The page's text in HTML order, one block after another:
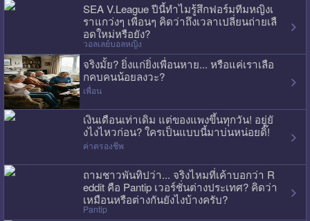
SEA V.League ปีนี้ทำไมรู้สึกฟอร์มทีมหญิงเ
ราแกว่งๆ เพื่อนๆ คิดว่าถึงเวลาเปลี่ยนถ่ายเลื
อดใหม่หรือยัง?
วอลเลย์บอลหญิง
จริงมั้ย? ยิ่งแก่ยิ่งเพื่อนหาย... หรือแค่เราเลือ
กคบคนน้อยลงวะ?
เพื่อน
เงินเดือนเท่าเดิม แต่ของแพงขึ้นทุกวัน! อยู่ยั
งไงไหวก่อน? ใครเป็นแบบนี้มาบ่นหน่อยดิ๊!
ค่าครองชีพ
ถามชาวพันทิปว่า... จริงไหมที่เค้าบอกว่า R
eddit คือ Pantip เวอร์ชั่นต่างประเทศ? คิดว่า
เหมือนหรือต่างกันยังไงบ้างครับ?
Pantip